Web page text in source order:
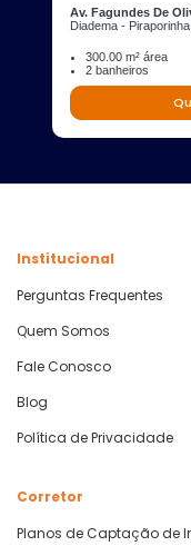
Av. Fagundes De
Diadema - Piraporinha
300.00 m² área
2 banheiros
Institucional
Perguntas Frequentes
Quem Somos
Fale Conosco
Blog
Política de Privacidade
Corretor
Planos de Captação de